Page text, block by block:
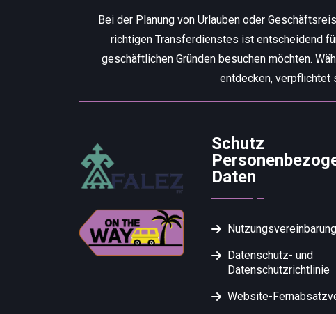
Bei der Planung von Urlauben oder
richtigen Transferdienstes ist entscheidend
geschäftlichen Gründen besuchen möchten.
entdecken, verpflichtet
Schutz
Daten
Nutzungsvereinbarung
Datenschutz- und
Datenschutzrichtlinie
Website-